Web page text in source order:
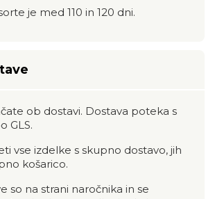
je med 110 in 120 dni.
ob dostavi. Dostava poteka s
GLS.
vse izdelke s skupno dostavo, jih
košarico.
so na strani naročnika in se